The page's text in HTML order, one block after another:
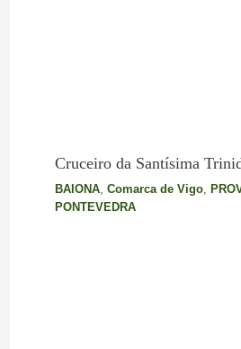
Cruceiro da Santísima
BAIONA, Comarca de Vigo,
PONTEVEDRA